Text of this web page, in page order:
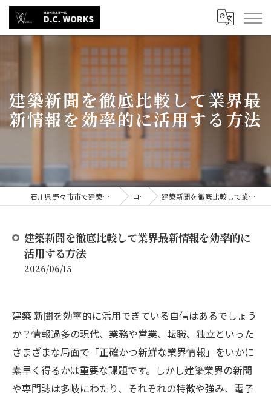
建築新聞を徹底比較して業界最
新情報を効率的に活用する方法
石川県野々市市で建築の求人なら株式会社D.C.WORKS コラム 建築新聞を徹底比較して業界最新情報を効率的に活用する方法
建築新聞を徹底比較して業界最新情報を効率的に
活用する方法
2026/06/15
建築 新聞を効率的に活用できている自信はあるでしょう
か？情報過多の現代、業務や営業、転職、独立といった
さまざまな局面で「正確かつ新鮮な業界情報」をいかに
素早く得るかは重要な課題です。しかし建築業界の新聞
や専門誌は多岐にわたり、それぞれの特徴や強み、電子